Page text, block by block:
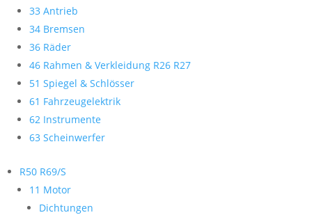
33 Antrieb
34 Bremsen
36 Räder
46 Rahmen & Verkleidung R26 R27
51 Spiegel & Schlösser
61 Fahrzeugelektrik
62 Instrumente
63 Scheinwerfer
R50 R69/S
11 Motor
Dichtungen